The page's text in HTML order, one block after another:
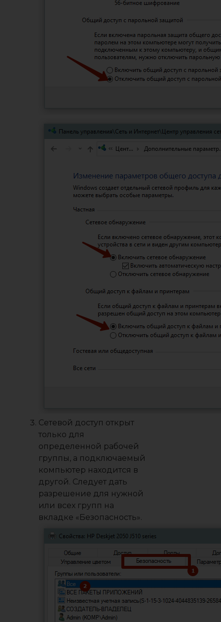
Сетевой доступ открыт
только для
определенной рабочей
группы, а подключаемый
компьютер находится в
другой. Следует дать
разрешение для нужной
или всех групп на
вкладке «Безопасность».